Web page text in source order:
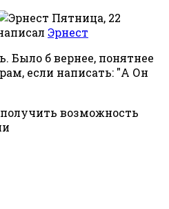
Пятница, 22
Эрнест
Было б вернее, понятнее
если написать: "А Он
возможность